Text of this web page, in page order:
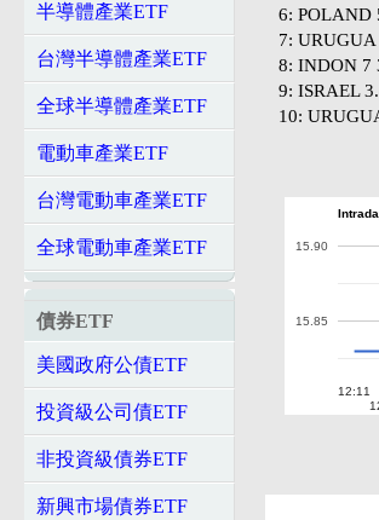
半導體產業ETF
台灣半導體產業ETF
全球半導體產業ETF
電動車產業ETF
台灣電動車產業ETF
全球電動車產業ETF
債券ETF
美國政府公債ETF
投資級公司債ETF
非投資級債券ETF
新興市場債券ETF
6: POLAND
7:
8: INDON 7
9: ISRAEL
10:
12:11
15.85
15.90